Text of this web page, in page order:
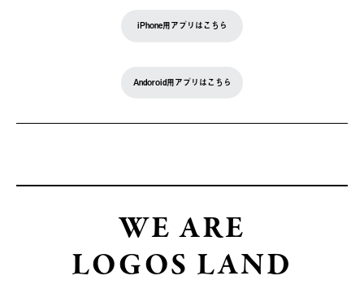
iPhone用アプリはこちら
Andoroid用アプリはこちら
WE ARE
LOGOS LAND